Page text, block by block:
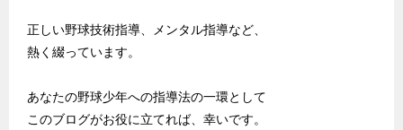
正しい野球技術指導、メンタル指導など、
熱く綴っています。
あなたの野球少年への指導法の一環として
このブログがお役に立てれば、幸いです。